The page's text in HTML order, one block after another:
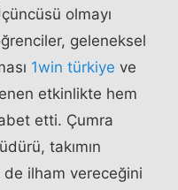
olmayı
geleneksel
1win türkiye ve
etkinlikte hem
etti. Çumra
takımın
de ilham vereceğini